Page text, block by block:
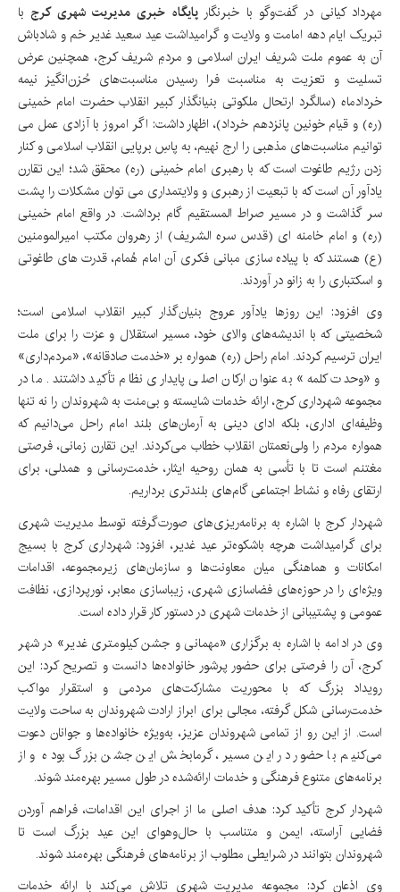
مهرداد کیانی در گفت‌وگو با خبرنگارپایگاه خبری مدیریت شهری کرج با
تبریک ایام دهه امامت و ولایت و گرامیداشت عید سعید غدیر خم و شادباش
آن به عموم ملت شریف ایران اسلامی و مردمِ شریف کرج، همچنین عرض
تسلیت و تعزیت به مناسبت فرا رسیدن مناسبت‌های حُزن‌انگیز نیمه
خردادماه (سالگرد ارتحال ملکوتی بنیانگذار کبیر انقلاب حضرت امام خمینی
(ره) و قیام خونین پانزدهم خرداد)، اظهار داشت: اگر امروز با آزادی عمل می
توانیم مناسبت‌های مذهبی را ارج نهیم، به پاسِ برپایی انقلاب اسلامی و کنار
زدن رژیم طاغوت است که با رهبری امام خمینی (ره) محقق شد؛ این تقارن
یادآور آن است که با تبعیت از رهبری و ولایتمداری می توان مشکلات را پشت
سر گذاشت و در مسیر صراط المستقیم گام برداشت. در واقع امام خمینی
(ره) و امام خامنه ای (قدس سره الشریف) از رهروان مکتب امیرالمومنین
(ع) هستند که با پیاده سازی مبانی فکری آن امام هُمام، قدرت های طاغوتی
و اسکتباری را به زانو در آوردند.
وی افزود: این روزها یادآور عروج بنیان‌گذار کبیر انقلاب اسلامی است؛
شخصیتی که با اندیشه‌های والای خود، مسیر استقلال و عزت را برای ملت
ایران ترسیم کردند. امام راحل (ره) همواره بر «خدمت صادقانه»، «مردم‌داری»
و «وحدت کلمه» به عنوان ارکان اصلی پایداری نظام تأکید داشتند. ما در
مجموعه شهرداری کرج، ارائه خدمات شایسته و بی‌منت به شهروندان را نه تنها
وظیفه‌ای اداری، بلکه ادای دینی به آرمان‌های بلند امام راحل می‌دانیم که
همواره مردم را ولی‌نعمتان انقلاب خطاب می‌کردند. این تقارن زمانی، فرصتی
مغتنم است تا با تأسی به همان روحیه ایثار، خدمت‌رسانی و همدلی، برای
ارتقای رفاه و نشاط اجتماعی گام‌های بلندتری برداریم.
شهردار کرج با اشاره به برنامه‌ریزی‌های صورت‌گرفته توسط مدیریت شهری
برای گرامیداشت هرچه باشکوه‌تر عید غدیر، افزود: شهرداری کرج با بسیج
امکانات و هماهنگی میان معاونت‌ها و سازمان‌های زیرمجموعه، اقدامات
ویژه‌ای را در حوزه‌های فضاسازی شهری، زیباسازی معابر، نورپردازی، نظافت
عمومی و پشتیبانی از خدمات شهری در دستور کار قرار داده است.
وی در ادامه با اشاره به برگزاری «مهمانی و جشن کیلومتری غدیر» در شهر
کرج، آن را فرصتی برای حضور پرشور خانواده‌ها دانست و تصریح کرد: این
رویداد بزرگ که با محوریت مشارکت‌های مردمی و استقرار مواکب
خدمت‌رسانی شکل گرفته، مجالی برای ابراز ارادت شهروندان به ساحت ولایت
است. از این رو از تمامی شهروندان عزیز، به‌ویژه خانواده‌ها و جوانان دعوت
می‌کنیم با حضور در این مسیر، گرمابخش این جشن بزرگ بوده و از
برنامه‌های متنوع فرهنگی و خدمات ارائه‌شده در طول مسیر بهره‌مند شوند.
شهردار کرج تأکید کرد: هدف اصلی ما از اجرای این اقدامات، فراهم آوردن
فضایی آراسته، ایمن و متناسب با حال‌وهوای این عید بزرگ است تا
شهروندان بتوانند در شرایطی مطلوب از برنامه‌های فرهنگی بهره‌مند شوند.
وی اذعان کرد: مجموعه مدیریت شهری تلاش می‌کند با ارائه خدمات